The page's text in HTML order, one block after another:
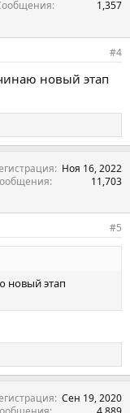
1,357
#4
новый этап
Ноя 16, 2022
11,703
#5
новый этап
Сен 19, 2020